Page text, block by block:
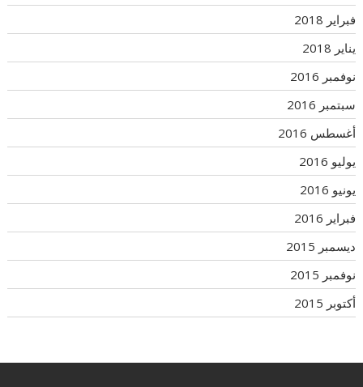
فبراير 2018
يناير 2018
نوفمبر 2016
سبتمبر 2016
أغسطس 2016
يوليو 2016
يونيو 2016
فبراير 2016
ديسمبر 2015
نوفمبر 2015
أكتوبر 2015